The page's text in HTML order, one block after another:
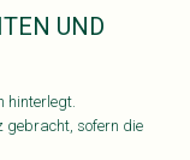
UND
hinterlegt.
gebracht, sofern die